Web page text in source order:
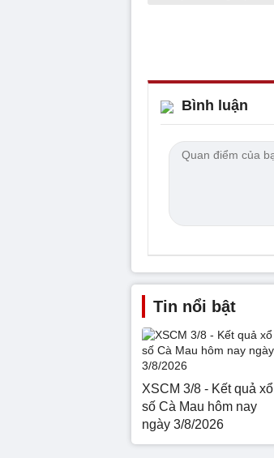
Bình luận
Tin nổi bật
XSCM 3/8 - Kết quả xổ
số Cà Mau hôm nay
ngày 3/8/2026